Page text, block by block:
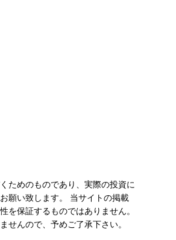
ためのものであり、実際の投資に
願い致します。 当サイトの掲載
を保証するものではありません。
せんので、予めご了承下さい。